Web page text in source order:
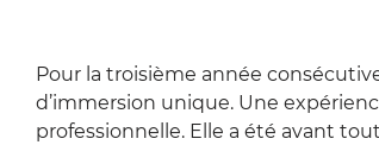
APour la troisième année
d’immersion unique. Une
professionnelle. Elle a été avant